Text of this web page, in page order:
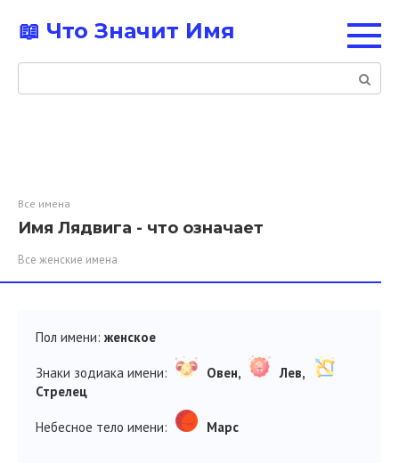
контенту
📖 Что Значит Имя
Поиск:
Все имена
Имя Лядвига - что означает
Все женские имена
Пол имени: женское
Знаки зодиака имени: Овен,
Лев,
Стрелец
Небесное тело имени: Марс